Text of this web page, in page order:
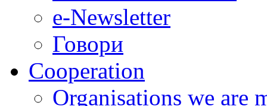
e-Newsletter
Говори
Cooperation
Organisations we are